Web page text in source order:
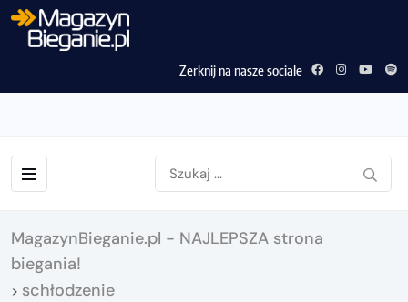
Zerknij na nasze sociale
MagazynBieganie.pl - NAJLEPSZA strona
biegania!
> schłodzenie